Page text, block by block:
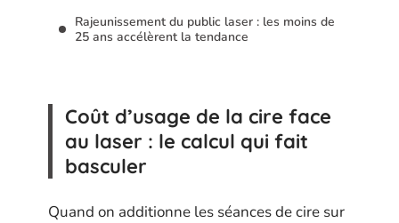
Rajeunissement du public laser : les moins de
25 ans accélèrent la tendance
Coût d’usage de la cire face
au laser : le calcul qui fait
basculer
Quand on additionne les séances de cire sur